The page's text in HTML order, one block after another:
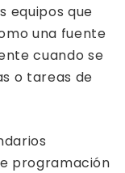
equipos que
una fuente
cuando se
o tareas de
programación